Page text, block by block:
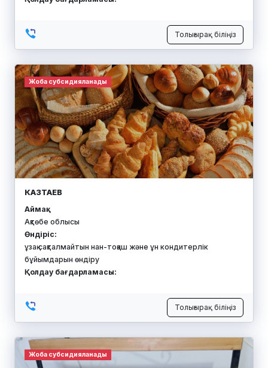
Толығырақ біліңіз
Жоба субсидияланады
КАЗТАЕВ
Аймақ:
Ақтөбе облысы
Өндіріс:
ұзақ сақталмайтын нан-тоқаш және ұн кондитерлік
бұйымдарын өндіру
Қолдау бағдарламасы:
Толығырақ біліңіз
Жоба субсидияланады